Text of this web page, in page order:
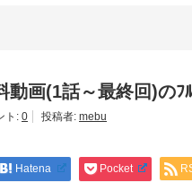
動画(1話～最終回)の
ト: 0 投稿者: mebu
Hatena Pocket